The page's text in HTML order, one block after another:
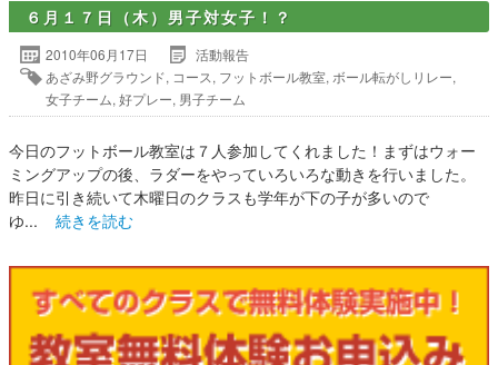
６月１７日（木）男子対女子！？
2010年06月17日
活動報告
あざみ野グラウンド, コース, フットボール教室, ボール転がしリレー,
女子チーム, 好プレー, 男子チーム
今日のフットボール教室は７人参加してくれました！まずはウォー
ミングアップの後、ラダーをやっていろいろな動きを行いました。
昨日に引き続いて木曜日のクラスも学年が下の子が多いので
ゆ... 続きを読む